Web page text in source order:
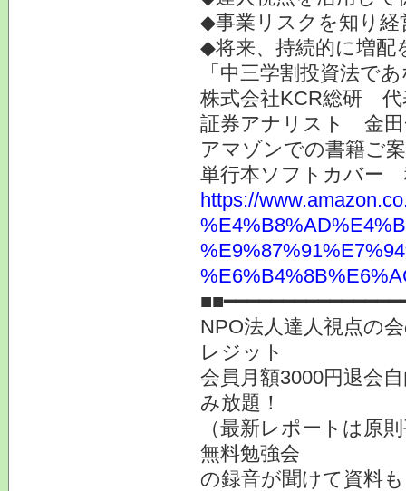
◆事業リスクを知り経
◆将来、持続的に増
「中三学割投資法で
株式会社KCR総研 代
証券アナリスト 金
アマゾンでの書籍ご
単行本ソフトカバー
https://
NPO法人達人視点の
レジット
会員月額3000円退会
み放題！
（最新レポートは原
無料勉強会
の録音が聞けて資料